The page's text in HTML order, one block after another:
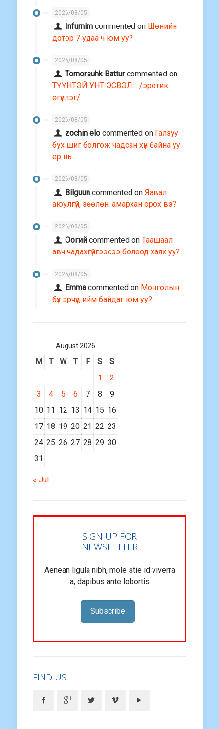
2026/08/05
Infurnim commented on Шөнийн
дотор 7 удаа ч юм уу?
2026/08/05
Tomorsuhk Batturcommented on
ТҮҮНТЭЙ УНТ ЭСВЭЛ… /эротик
өгүүллэг/
2026/08/05
zochin elo commented on Галзуу
бух шиг болгож чадсан хүн байна уу
ер нь…
2026/08/05
Bilguun commented onЯавал
аюулгүй, зөөлөн, амархан орох вэ?
2026/08/05
Оогий commented onТаашаал
авч чадахгүйгээсээ болоод хаях уу?
2026/08/05
Emma commented on Монголын
бүх эрчүүд ийм байдаг юм уу?
August 2026
M T W T F S
S
1
2
3
4 5 6 7 8
9
10 11 12 13 14 15 16
17 18 19 20 21 22 23
24 25 26 27 28 29 30
31
« Jul
SIGN UP FOR
NEWSLETTER
Aenean ligula nibh, mole stie id viverra
a, dapibus ante lobortis
Subscribe
FIND US